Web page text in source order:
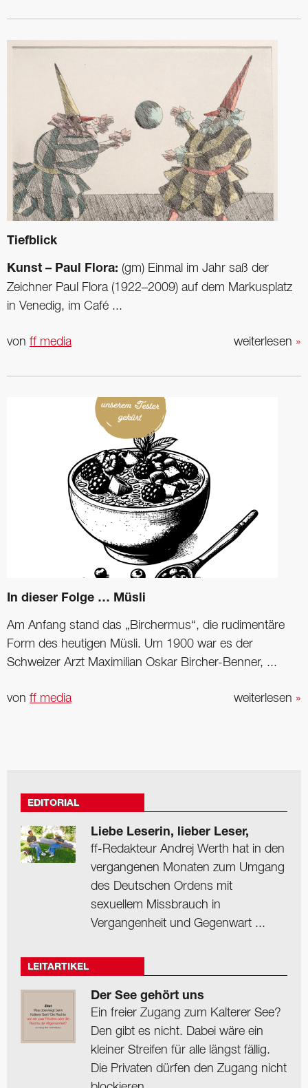
Tiefblick
Kunst – Paul Flora: (gm) Einmal im Jahr saß der
Zeichner Paul Flora (1922–2009) auf dem Markusplatz
in Venedig, im Café ...
weiterlesen »
von ff media
In dieser Folge … Müsli
Am Anfang stand das „Birchermus“, die rudimentäre
Form des heutigen Müsli. Um 1900 war es der
Schweizer Arzt ­Maximilian Oskar Bircher-Benner, ...
weiterlesen »
von ff media
EDITORIAL
Liebe Leserin, lieber Leser,
ff-Redakteur Andrej Werth hat in den
vergangenen Monaten zum Umgang
des Deutschen Ordens mit
sexuellem Missbrauch in
Vergangenheit und Gegenwart ...
LEITARTIKEL
Der See gehört uns
Ein freier Zugang zum Kalterer See?
Den gibt es nicht. Dabei wäre ein
kleiner Streifen für alle längst fällig.
Die Privaten dürfen den Zugang nicht